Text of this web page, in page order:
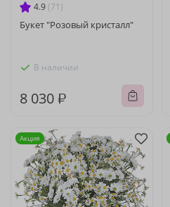
4.9 (71)
Букет "Розовый кристалл"
В наличии
8 030 ₽
Акция